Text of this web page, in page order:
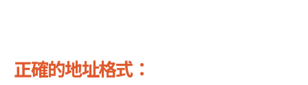
正確的地址格式：